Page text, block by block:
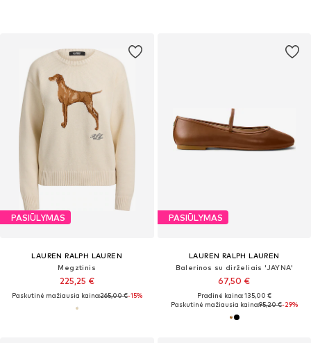
PASIŪLYMAS
LAUREN RALPH LAUREN
Megztinis
225,25 €
Paskutinė mažiausia kaina:265,00 €-15%
PASIŪLYMAS
LAUREN RALPH LAUREN
Balerinos su dirželiais 'JAYNA'
67,50 €
Pradinė kaina: 135,00 €
Paskutinė mažiausia kaina:95,20 €-29%